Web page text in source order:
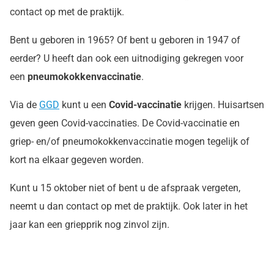
contact op met de praktijk.
Bent u geboren in 1965? Of bent u geboren in 1947 of
eerder? U heeft dan ook een uitnodiging gekregen voor
een pneumokokkenvaccinatie.
Via de GGD kunt u een Covid-vaccinatie krijgen. Huisartsen
geven geen Covid-vaccinaties. De Covid-vaccinatie en
griep- en/of pneumokokkenvaccinatie mogen tegelijk of
kort na elkaar gegeven worden.
Kunt u 15 oktober niet of bent u de afspraak vergeten,
neemt u dan contact op met de praktijk. Ook later in het
jaar kan een griepprik nog zinvol zijn.